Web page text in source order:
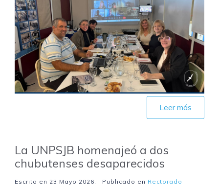
Leer más
La UNPSJB homenajeó a dos
chubutenses desaparecidos
Escrito en 23 Mayo 2026. | Publicado en Rectorado